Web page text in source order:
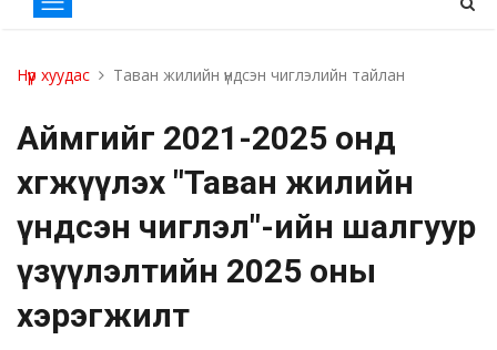
Нүүр хуудас Таван жилийн үндсэн чиглэлийн тайлан
Аймгийг 2021-2025 онд
хөгжүүлэх "Таван жилийн
үндсэн чиглэл"-ийн шалгуур
үзүүлэлтийн 2025 оны
хэрэгжилт